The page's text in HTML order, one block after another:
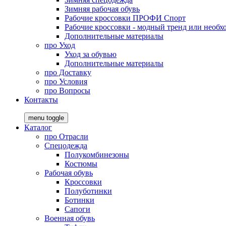
Зимняя рабочая обувь
Рабочие кроссовки ПРОФИ Спорт
Рабочие кроссовки - модный тренд или
Дополнительные материалы
про Уход
Уход за обувью
Дополнительные материалы
про Доставку
про Условия
про Вопросы
Контакты
menu toggle
Каталог
про Отрасли
Спецодежда
Полукомбинезоны
Костюмы
Рабочая обувь
Кроссовки
Полуботинки
Ботинки
Сапоги
Военная обувь